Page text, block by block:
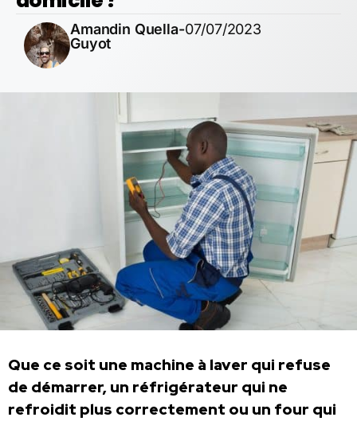
Amandin Quella-
Guyot
07/07/2023
Que ce soit une machine à laver qui refuse
de démarrer, un réfrigérateur qui ne
refroidit plus correctement ou un four qui